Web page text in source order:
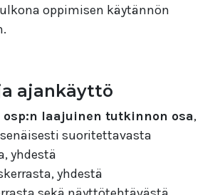
oppimisen käytännön
ajankäyttö
osp:n laajuinen tutkinnon osa,
suoritettavasta
yhdestä
yhdestä